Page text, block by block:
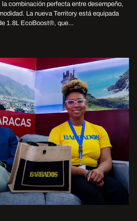
combinación perfecta entre desempeño,
La nueva Territory está equipada
1.8L EcoBoost®, que…